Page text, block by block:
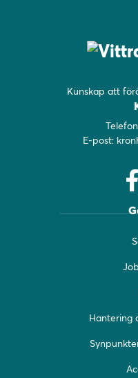
Kunskap att
E-post:
a
e
o
(
p
n
Hantering